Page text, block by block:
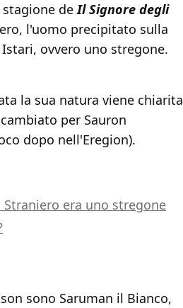
stagione deIl Signore degli
l'uomo precipitato sulla
ovvero uno stregone.
la sua natura viene chiarita
per Sauron
dopo nell'Eregion).
era uno stregone
sono Saruman il Bianco,